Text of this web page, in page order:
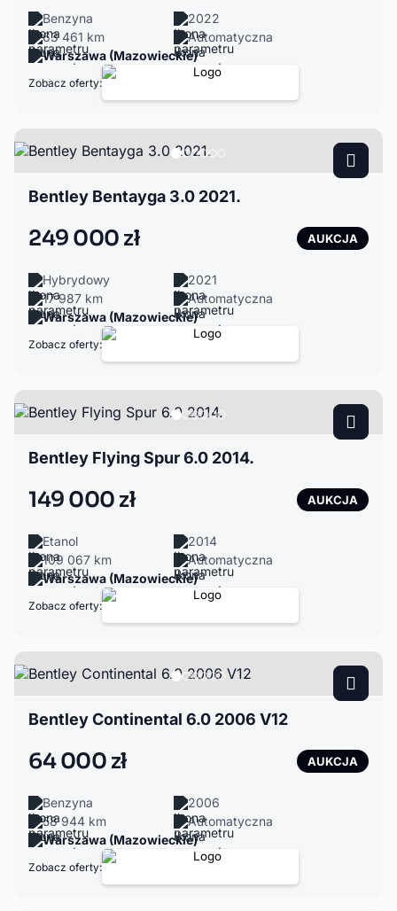
Benzyna
2022
63 461 km
Automatyczna
Warszawa (Mazowieckie)
Zobacz oferty:
Bentley Bentayga 3.0 2021.
249 000 zł AUKCJA
Hybrydowy
2021
17 987 km
Automatyczna
Warszawa (Mazowieckie)
Zobacz oferty:
Bentley Flying Spur 6.0 2014.
149 000 zł AUKCJA
Etanol
2014
109 067 km
Automatyczna
Warszawa (Mazowieckie)
Zobacz oferty:
Bentley Continental 6.0 2006 V12
64 000 zł AUKCJA
Benzyna
2006
58 944 km
Automatyczna
Warszawa (Mazowieckie)
Zobacz oferty: